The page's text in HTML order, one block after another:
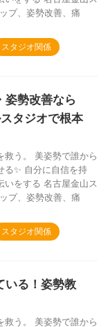
プ、姿勢改善、痛
スタジオ関係
姿勢改善なら
タジオで根本
救う。 美姿勢で誰から
る✨ 自分に自信を持
いをする 名古屋金山ス
プ、姿勢改善、痛
スタジオ関係
いる！姿勢教
救う。 美姿勢で誰から